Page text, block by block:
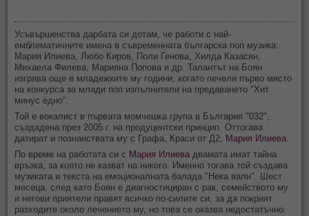
Усъвършенства дарбата си дотам, че работи с най-
емблематичните имена в съвременната българска поп музика:
Мария Илиева, Любо Киров, Поли Генова, Хилда Казасян,
Михаела Филева, Марияна Попова и др. Талантът на Боян
изгрява още в младежките му години, когато печели първо място
на конкурса за млади поп изпълнители на предаването "Хит
минус едно".
Той е вокалист в първата момчешка група в България "032",
създадена през 2005 г. на продуцентски принцип. Оттогава
датират и познанствата му с Графа, Краси от Д2, Мария Илиева.
По време на работата си с Мария Илиева двамата имат тайна
връзка, за която не казват на никого. Именно тогава той създава
музиката и текста на емоционалната балада "Нека вали". Шест
месеца, след като Боян е диагностициран с рак, семейството му
и негови приятели правят всичко по-силите си, за да покрият
разходите около лечението му, но това се оказва недостатъчно.